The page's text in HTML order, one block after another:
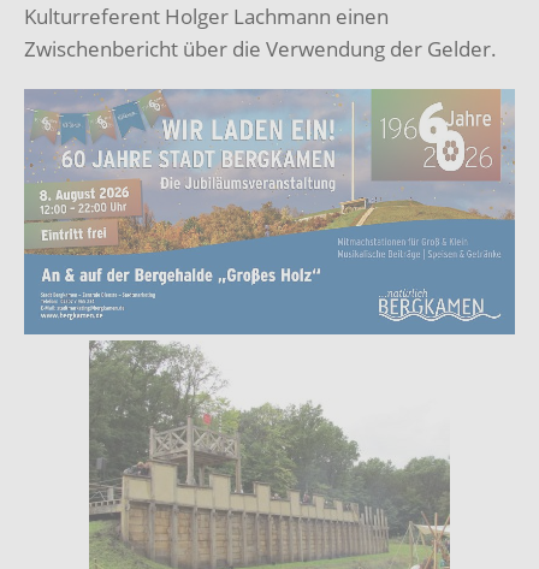
Kulturreferent Holger Lachmann einen
Zwischenbericht über die Verwendung der Gelder.